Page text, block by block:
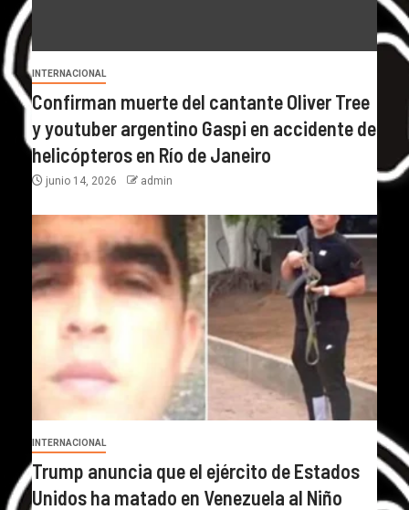
INTERNACIONAL
Confirman muerte del cantante Oliver Tree
y youtuber argentino Gaspi en accidente de
helicópteros en Río de Janeiro
junio 14, 2026 admin
INTERNACIONAL
Trump anuncia que el ejército de Estados
Unidos ha matado en Venezuela al Niño